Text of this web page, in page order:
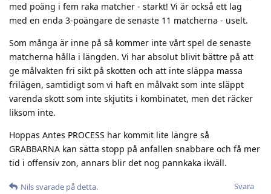
med poäng i fem raka matcher - starkt! Vi är också ett lag
med en enda 3-poängare de senaste 11 matcherna - uselt.
Som många är inne på så kommer inte vårt spel de senaste
matcherna hålla i längden. Vi har absolut blivit bättre på att
ge målvakten fri sikt på skotten och att inte släppa massa
frilägen, samtidigt som vi haft en målvakt som inte släppt
varenda skott som inte skjutits i kombinatet, men det räcker
liksom inte.
Hoppas Antes PROCESS har kommit lite längre så
GRABBARNA kan sätta stopp på anfallen snabbare och få mer
tid i offensiv zon, annars blir det nog pannkaka ikväll.
Svara
Nilssvarade på detta.